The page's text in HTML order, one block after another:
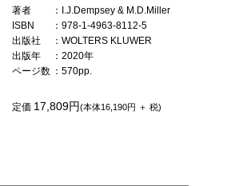
著者
：I.J.Dempsey & M.D.Miller
ISBN
：978-1-4963-8112-5
出版社
：WOLTERS KLUWER
出版年
：2020年
ページ数 ：570pp.
定価 17,809円(本体16,190円 ＋ 税)